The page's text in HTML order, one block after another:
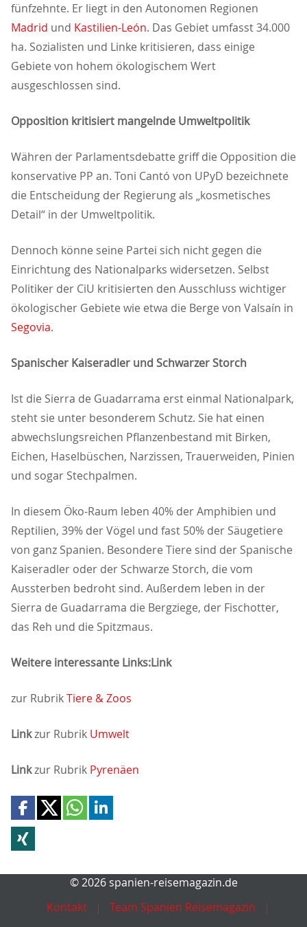
fünfzehnte. Er liegt in den Autonomen Regionen
Madrid und Kastilien-León. Das Gebiet umfasst 34.000
ha. Sozialisten und Linke kritisieren, dass einige
Gebiete von hohem ökologischem Wert
ausgeschlossen sind.
Opposition kritisiert mangelnde Umweltpolitik
Währen der Parlamentsdebatte griff die Opposition die
konservative PP an. Toni Cantó von UPyD bezeichnete
die Entscheidung der Regierung als „kosmetisches
Detail“ in der Umweltpolitik.
Dennoch könne seine Partei sich nicht gegen die
Einrichtung des Nationalparks widersetzen. Selbst
Politiker der CiU kritisierten den Ausschluss wichtiger
ökologischer Gebiete wie etwa die Berge von Valsaín in
Segovia.
Spanischer Kaiseradler und Schwarzer Storch
Ist die Sierra de Guadarrama erst einmal Nationalpark,
steht sie unter besonderem Schutz. Sie hat einen
abwechslungsreichen Pflanzenbestand mit Birken,
Eichen, Haselbüschen, Narzissen, Trauerweiden, Pinien
und sogar Stechpalmen.
In diesem Öko-Raum leben 40% der Amphibien und
Reptilien, 39% der Vögel und fast 50% der Säugetiere
von ganz Spanien. Besondere Tiere sind der Spanische
Kaiseradler oder der Schwarze Storch, die vom
Aussterben bedroht sind. Außerdem leben in der
Sierra de Guadarrama die Bergziege, der Fischotter,
das Reh und die Spitzmaus.
Weitere interessante Links:Link
zur RubrikTiere & Zoos
Linkzur Rubrik Umwelt
Linkzur Rubrik Pyrenäen
© 2026 spanien-reisemagazin.de
Kontakt
Team Spanien Reisemagazin